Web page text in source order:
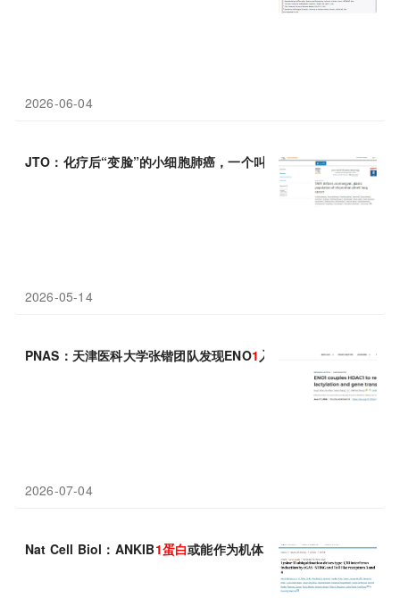
2026-06-04
JTO：化疗后“变脸”的小细胞肺癌，一个叫YAP1的蛋白成了耐药
2026-05-14
PNAS：天津医科大学张锴团队发现ENO1入核耦合HDAC1通过局
2026-07-04
Nat Cell Biol：ANKIB1蛋白或能作为机体先天性免疫信号的关键